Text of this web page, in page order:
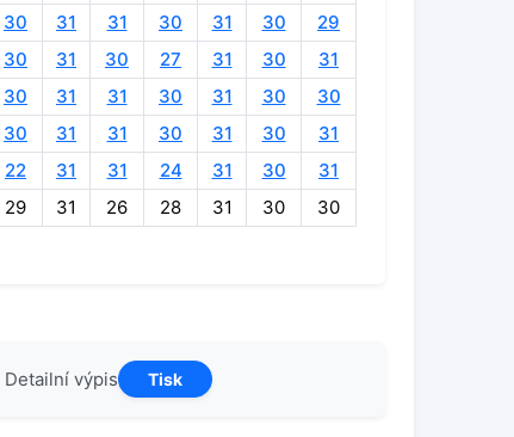
30 31 31 30 31 30
29
30 31 30 27 31 30
31
30 31 31 30 31 30
30
30 31 31 30 31 30
31
22 31 31 24 31 30
31
29 31 26 28 31 30 30
Detailní výpis